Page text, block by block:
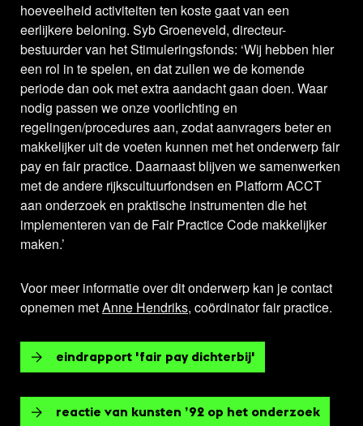
hoeveelheid activiteiten ten koste gaat van een
eerlijkere beloning. Syb Groeneveld, directeur-
bestuurder van het Stimuleringsfonds: ‘Wij hebben hier
een rol in te spelen, en dat zullen we de komende
periode dan ook met extra aandacht gaan doen. Waar
nodig passen we onze voorlichting en
regelingen/procedures aan, zodat aanvragers beter en
makkelijker uit de voeten kunnen met het onderwerp fair
pay en fair practice. Daarnaast blijven we samenwerken
met de andere rijkscultuurfondsen en Platform ACCT
aan onderzoek en praktische instrumenten die het
implementeren van de Fair Practice Code makkelijker
maken.’
Voor meer informatie over dit onderwerp kan je contact
opnemen metAnne Hendriks, coördinator fair practice.
eindrapport 'fair pay dichterbij'
reactie van kunsten ’92 op het onderzoek